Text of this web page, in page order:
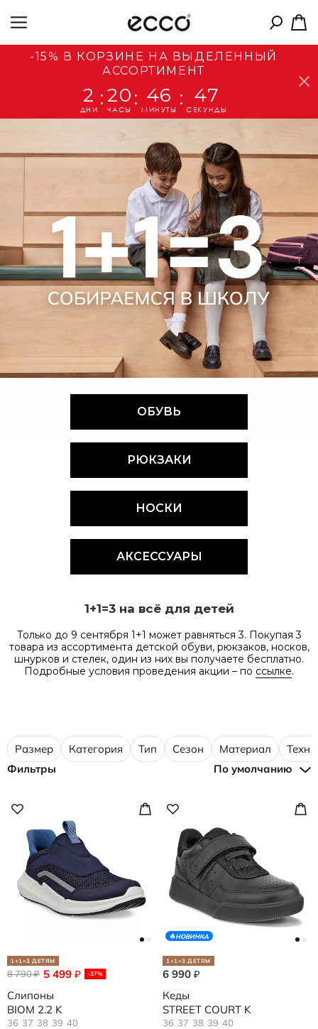
-15% В КОРЗИНЕ НА ВЫДЕЛЕННЫЙ
АССОРТИМЕНТ
2
ДНИ
:20
ЧАСЫ
: 46
МИНУТЫ
: 46
СЕКУНДЫ
ОБУВЬ
РЮКЗАКИ
НОСКИ
АКСЕССУАРЫ
1+1=3 на всё для детей
Только до 9 сентября 1+1 может равняться 3. Покупая 3
товара из ассортимента детской обуви, рюкзаков, носков,
шнурков и стелек, один из них вы получаете бесплатно.
Подробные условия проведения акции – по ссылке.
Размер Категория Тип Сезон Материал
Фильтры
По умолчанию
1+1=3 ДЕТЯМ
5 499 ₽ -37%
8 790₽
Слипоны
BIOM 2.2 K
36 37 38 39 40
НОВИНКА
1+1=3 ДЕТЯМ
6 990 ₽
Кеды
STREET COURT K
36 37 38 39 40